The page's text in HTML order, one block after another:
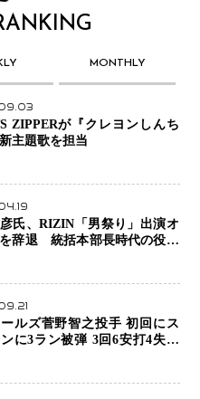
MONTHLY
ZIPPERが『クレヨンしんち
主題歌を担当
氏、RIZIN「男祭り」出演オ
辞退 統括本部長時代の役目
終えています」と明言
ルズ菅野智之投手 初回にス
に3ラン被弾 3回6安打4失点